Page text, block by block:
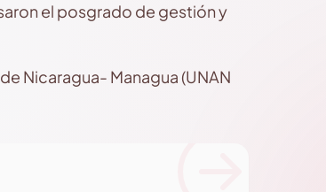
el posgrado de gestión y
Nicaragua- Managua (UNAN